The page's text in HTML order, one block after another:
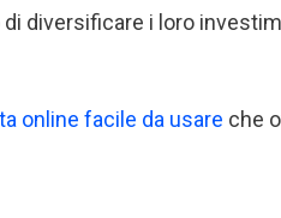
diversificare i loro
online facile da usare che